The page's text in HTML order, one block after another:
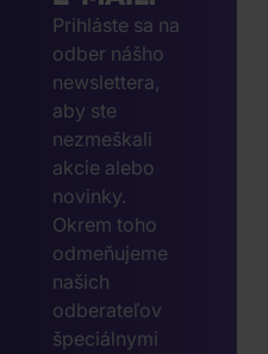
Prihláste sa na
odber nášho
newslettera,
aby ste
nezmeškali
akcie alebo
novinky.
Okrem toho
odmeňujeme
našich
odberateľov
špeciálnymi